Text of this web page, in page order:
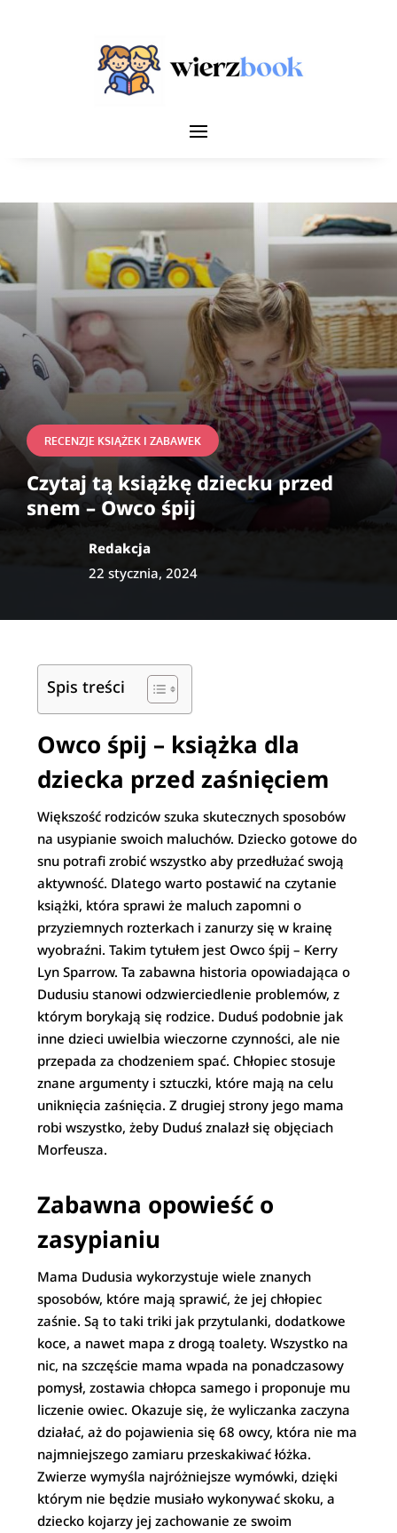
RECENZJE KSIĄŻEK I ZABAWEK
Czytaj tą książkę dziecku przed
snem – Owco śpij
Redakcja
22 stycznia, 2024
Spis treści
Owco śpij – książka dla
dziecka przed zaśnięciem
Większość rodziców szuka skutecznych sposobów
na usypianie swoich maluchów. Dziecko gotowe do
snu potrafi zrobić wszystko aby przedłużać swoją
aktywność. Dlatego warto postawić na czytanie
książki, która sprawi że maluch zapomni o
przyziemnych rozterkach i zanurzy się w krainę
wyobraźni. Takim tytułem jest Owco śpij – Kerry
Lyn Sparrow. Ta zabawna historia opowiadająca o
Dudusiu stanowi odzwierciedlenie problemów, z
którym borykają się rodzice. Duduś podobnie jak
inne dzieci uwielbia wieczorne czynności, ale nie
przepada za chodzeniem spać. Chłopiec stosuje
znane argumenty i sztuczki, które mają na celu
uniknięcia zaśnięcia. Z drugiej strony jego mama
robi wszystko, żeby Duduś znalazł się objęciach
Morfeusza.
Zabawna opowieść o
zasypianiu
Mama Dudusia wykorzystuje wiele znanych
sposobów, które mają sprawić, że jej chłopiec
zaśnie. Są to taki triki jak przytulanki, dodatkowe
koce, a nawet mapa z drogą toalety. Wszystko na
nic, na szczęście mama wpada na ponadczasowy
pomysł, zostawia chłopca samego i proponuje mu
liczenie owiec. Okazuje się, że wyliczanka zaczyna
działać, aż do pojawienia się 68 owcy, która nie ma
najmniejszego zamiaru przeskakiwać łóżka.
Zwierze wymyśla najróżniejsze wymówki, dzięki
którym nie będzie musiało wykonywać skoku, a
dziecko kojarzy jej zachowanie ze swoim